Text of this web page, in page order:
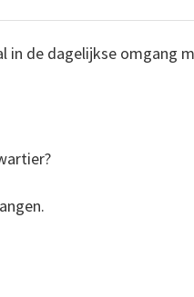
de dagelijkse omgang